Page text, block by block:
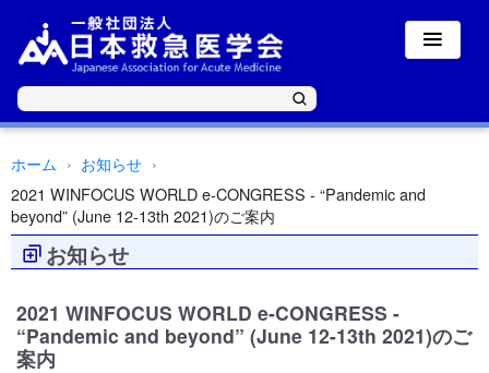
ホーム
お知らせ
2021 WINFOCUS WORLD e-CONGRESS - “Pandemic and
beyond” (June 12-13th 2021)のご案内
お知らせ
2021 WINFOCUS WORLD e-CONGRESS -
“Pandemic and beyond” (June 12-13th 2021)のご
案内